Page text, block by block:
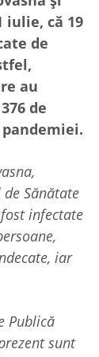
iulie, că 19
de
au
de
Sănătate
infectate
iar
Publică
sunt